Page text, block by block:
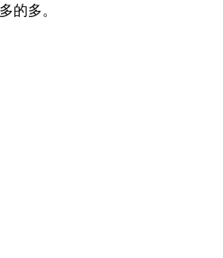
的多。